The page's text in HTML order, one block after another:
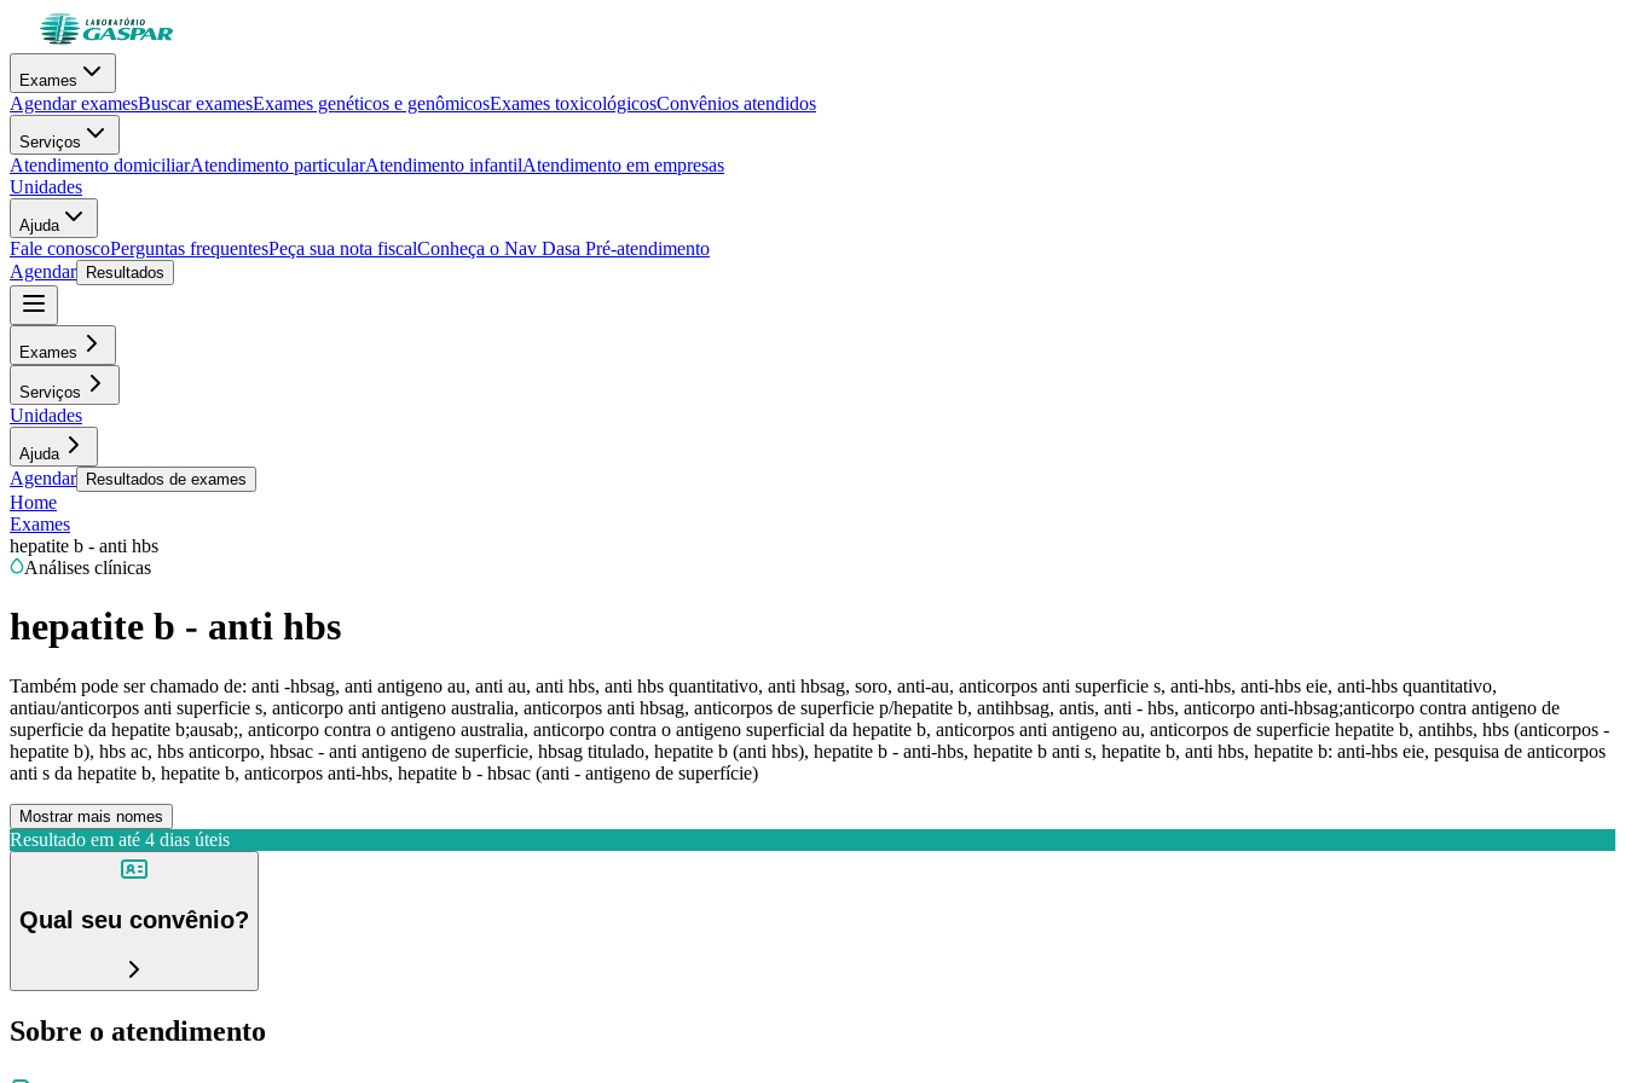
Exames
Agendar examesBuscar examesExames genéticos e genômicosExames toxicológicosConvênios atendidos
Serviços
Atendimento domiciliarAtendimento particularAtendimento infantilAtendimento em empresas
Unidades
Ajuda
Fale conoscoPerguntas frequentesPeça sua nota fiscalConheça o Nav Dasa Pré-atendimento
Agendar
Resultados
Exames
Serviços
Unidades
Ajuda
Agendar Resultados de exames
Home
Exames
hepatite b - anti hbs
Análises clínicas
hepatite b - anti hbs
Também pode ser chamado de: anti -hbsag, anti antigeno au, anti au, anti hbs, anti hbs quantitativo, anti hbsag, soro, anti-au, anticorpos anti superficie s, anti-hbs, anti-hbs eie, anti-hbs quantitativo,
antiau/anticorpos anti superficie s, anticorpo anti antigeno australia, anticorpos anti hbsag, anticorpos de superficie p/hepatite b, antihbsag, antis, anti - hbs, anticorpo anti-hbsag;anticorpo contra antigeno de
superficie da hepatite b;ausab;, anticorpo contra o antigeno australia, anticorpo contra o antigeno superficial da hepatite b, anticorpos anti antigeno au, anticorpos de superficie hepatite b, antihbs, hbs (anticorpos -
hepatite b), hbs ac, hbs anticorpo, hbsac - anti antigeno de superficie, hbsag titulado, hepatite b (anti hbs), hepatite b - anti-hbs, hepatite b anti s, hepatite b, anti hbs, hepatite b: anti-hbs eie, pesquisa de anticorpos
anti s da hepatite b, hepatite b, anticorpos anti-hbs, hepatite b - hbsac (anti - antigeno de superfície)
Mostrar mais nomes
Resultado em até 4 dias úteis
Qual seu convênio?
Sobre o atendimento